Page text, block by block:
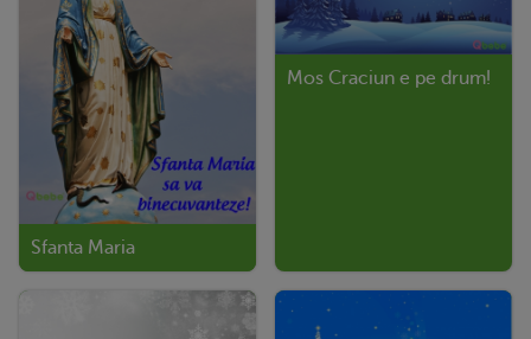
Sfanta Maria
Mos Craciun e pe drum!